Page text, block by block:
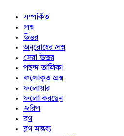
সম্পর্কিত
প্রশ্ন
উত্তর
অনুরোধের প্রশ্ন
সেরা উত্তর
পছন্দ তালিকা
ফলোকৃত প্রশ্ন
ফলোয়ার
ফলো করছেন
জরিপ
ব্লগ
ব্লগ মন্তব্য